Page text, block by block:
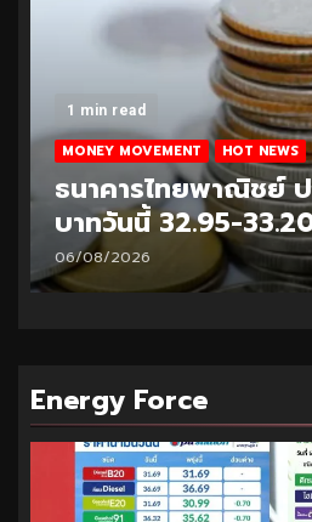
1 min read
MONEY MOVEMENT HOT NEWS
ธนาคารไทยพาณิชย์ ป
บาทวันนี้ 32.95-
06/08/2026
Energy Force